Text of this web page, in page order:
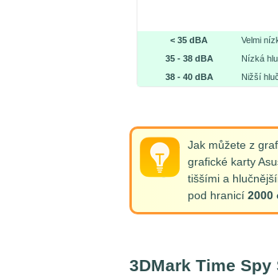
< 35 dBA Velmi
35 - 38 dBA
Nízká
38 - 40 dBA
Nižší
Jak můžete z
grafické karty
tiššími a
pod hranicí 2000
3DMark Time Spy